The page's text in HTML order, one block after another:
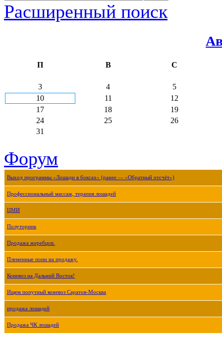
Расширенный поиск
П В С
3 4
5
10
11
12
17
18
19
24
25
26
31
Форум
Выход программы «Лошади в боксах» (ранее — «Обратный отсчёт»)
Профессиональный массаж, терапия лошадей
ЦМИ
Полуторник
Продажа жеребцов.
Племенные пони на продажу.
Коневоз на Дальний Восток!
Ищем попутный коневоз Саратов-Москва
продажа лошадей
Продажа ЧК лошадей